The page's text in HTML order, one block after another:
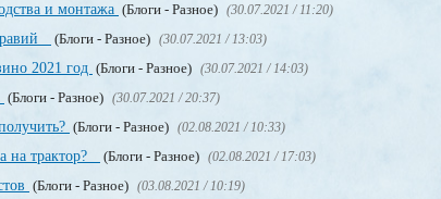
и монтажа (Блоги - Разное) (30.07.2021 / 11:20)
(Блоги - Разное) (30.07.2021 / 13:03)
2021 год (Блоги - Разное) (30.07.2021 / 14:03)
(Блоги - Разное) (30.07.2021 / 20:37)
(Блоги - Разное) (02.08.2021 / 10:33)
на трактор? (Блоги - Разное) (02.08.2021 / 17:03)
(Блоги - Разное) (03.08.2021 / 10:19)